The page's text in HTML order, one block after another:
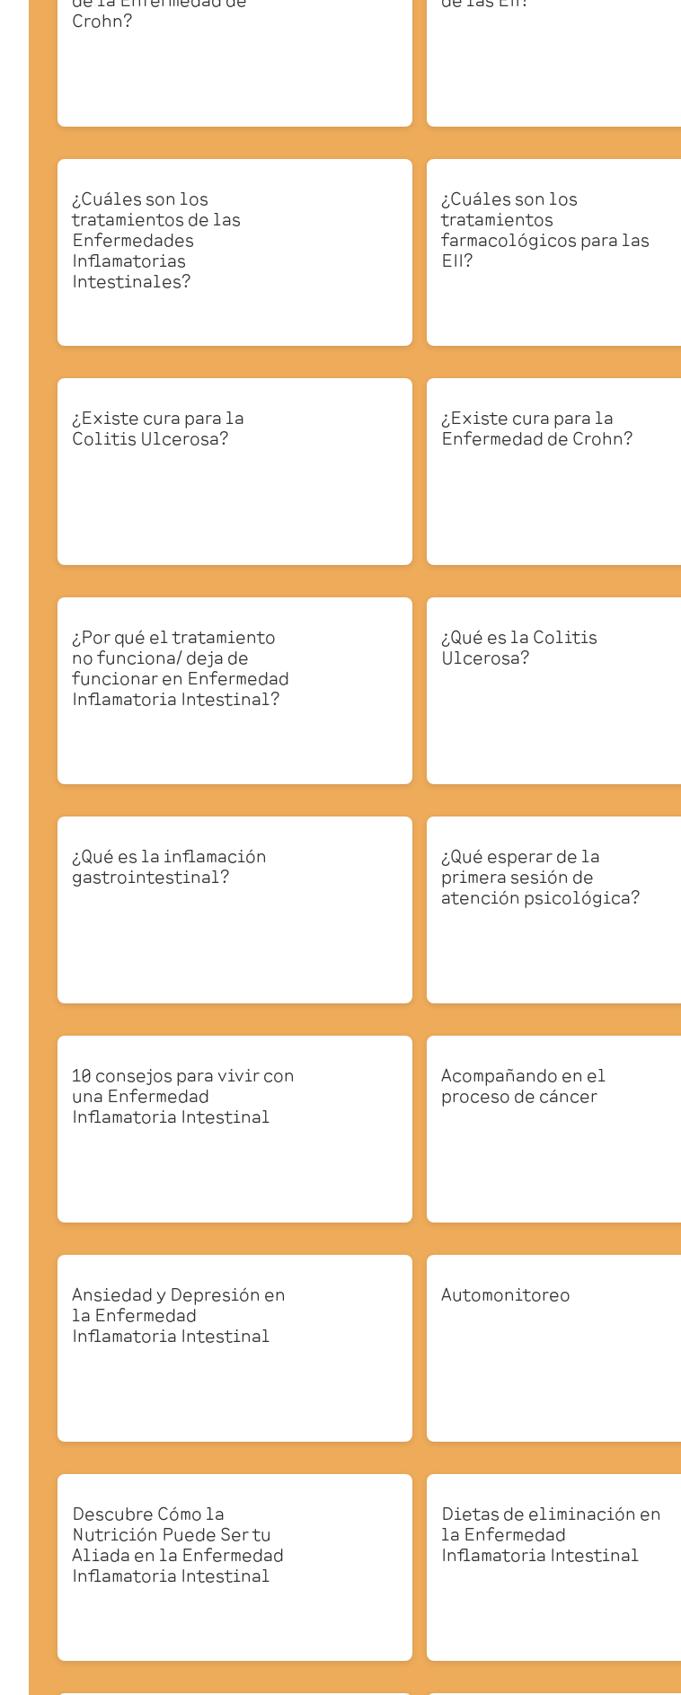
Crohn?
¿Cuáles son los
tratamientos de las
Enfermedades
Inflamatorias
Intestinales?
¿Cuáles son los
tratamientos
farmacológicos para las
EII?
¿Existe cura para la
Colitis Ulcerosa?
¿Existe cura para la
Enfermedad de Crohn?
¿Por qué el tratamiento
no funciona/ deja de
funcionar en Enfermedad
Inflamatoria Intestinal?
¿Qué es la Colitis
Ulcerosa?
¿Qué es la inflamación
gastrointestinal?
¿Qué esperar de la
primera sesión de
atención psicológica?
10 consejos para vivir con
una Enfermedad
Inflamatoria Intestinal
Acompañando en el
proceso de cáncer
Ansiedad y Depresión en
la Enfermedad
Inflamatoria Intestinal
Automonitoreo
Descubre Cómo la
Nutrición Puede Ser tu
Aliada en la Enfermedad
Inflamatoria Intestinal
Dietas de eliminación en
la Enfermedad
Inflamatoria Intestinal